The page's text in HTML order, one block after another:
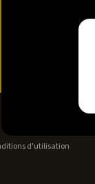
d'utilisation